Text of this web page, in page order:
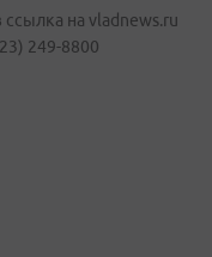
на vladnews.ru
249-8800